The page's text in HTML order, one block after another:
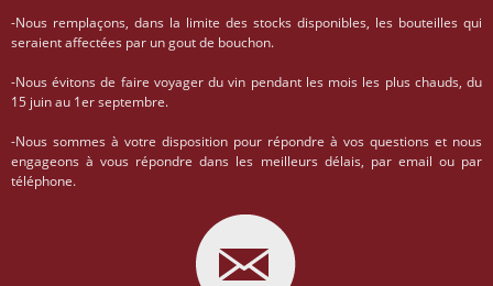
-Nous remplaçons, dans la limite des stocks disponibles, les bouteilles qui
seraient affectées par un gout de bouchon.
-Nous évitons de faire voyager du vin pendant les mois les plus chauds, du
15 juin au 1er septembre.
-Nous sommes à votre disposition pour répondre à vos questions et nous
engageons à vous répondre dans les meilleurs délais, par email ou par
téléphone.